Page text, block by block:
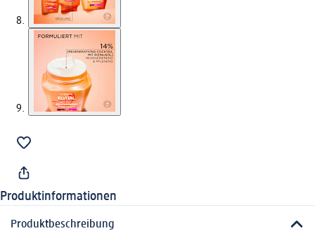
Produktinformationen
Produktbeschreibung